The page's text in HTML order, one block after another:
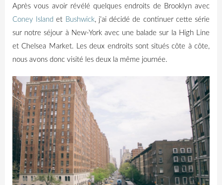
Après vous avoir révélé quelques endroits de Brooklyn avec
Coney Island et Bushwick, j’ai décidé de continuer cette série
sur notre séjour à New-York avec une balade sur la High Line
et Chelsea Market. Les deux endroits sont situés côte à côte,
nous avons donc visité les deux la même journée.